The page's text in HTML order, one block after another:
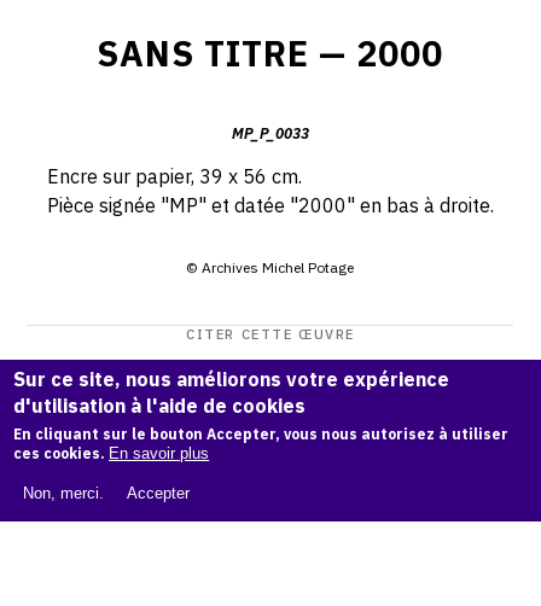
SANS TITRE — 2000
MP_P_0033
Encre sur papier, 39 x 56 cm.
Pièce signée "MP" et datée "2000" en bas à droite.
© Archives Michel Potage
CITER CETTE ŒUVRE
Michel Potage,SANS TITRE — 2000.
Catalogue raisonné Michel Potage
q2
Sur ce site, nous améliorons votre expérience
d'utilisation à l'aide de cookies
En cliquant sur le bouton Accepter, vous nous autorisez à utiliser
ces cookies. En savoir plus
Non, merci. Accepter